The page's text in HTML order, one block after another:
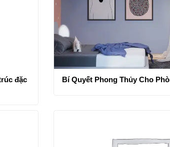
đặc
Bí Quyết Phong Thủy Cho